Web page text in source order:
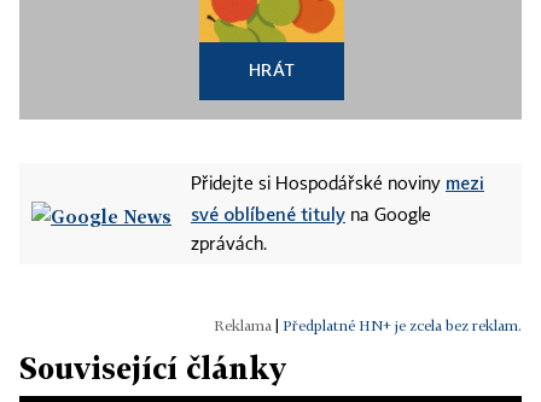
HRÁT
Přidejte si Hospodářské noviny mezi
své oblíbené tituly na Google
zprávách.
Předplatné HN+ je zcela bez reklam.
Související články